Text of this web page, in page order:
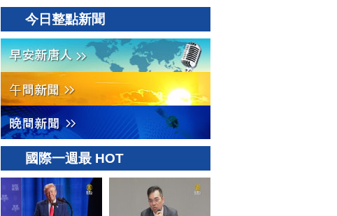
今日整點新聞
國際一週最 HOT